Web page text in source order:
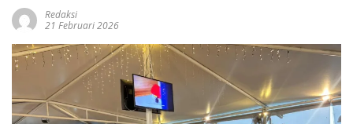
Redaksi
21 Februari 2026